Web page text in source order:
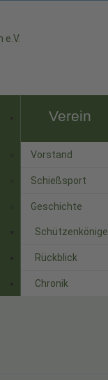
Verein
Vorstand
Schießsport
Geschichte
Schützenkönige
Rückblick
Chronik